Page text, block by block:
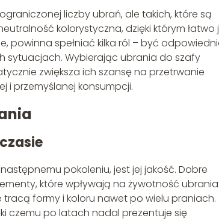
liczby ubrań, ale takich, które są
kolorystyczna, dzięki którym łatwo
powinna spełniać kilka ról – być
sytuacjach. Wybierając ubrania do szafy
zwiększa ich szansę na przetrwanie
i przemyślanej konsumpcji.
pokoleniu, jest jej jakość. Dobre
które wpływają na żywotność ubrania.
tracą formy i koloru nawet po wielu praniach.
czemu po latach nadal prezentuje się